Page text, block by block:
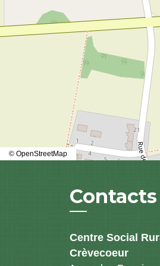
© OpenStreetMap
Contacts
Centre Social
Crèvecoeur